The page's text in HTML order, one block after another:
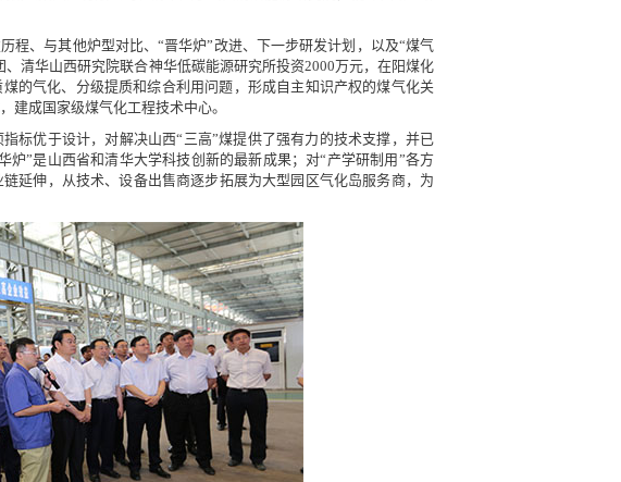
程、与其他炉型对比、“晋华炉”改进、下一步研发计划，以及“煤气
清华山西研究院联合神华低碳能源研究所投资2000万元，在阳煤化
的气化、分级提质和综合利用问题，形成自主知识产权的煤气化关
建成国家级煤气化工程技术中心。
标优于设计，对解决山西“三高”煤提供了强有力的技术支撑，并已
”是山西省和清华大学科技创新的最新成果；对“产学研制用”各方
延伸，从技术、设备出售商逐步拓展为大型园区气化岛服务商，为